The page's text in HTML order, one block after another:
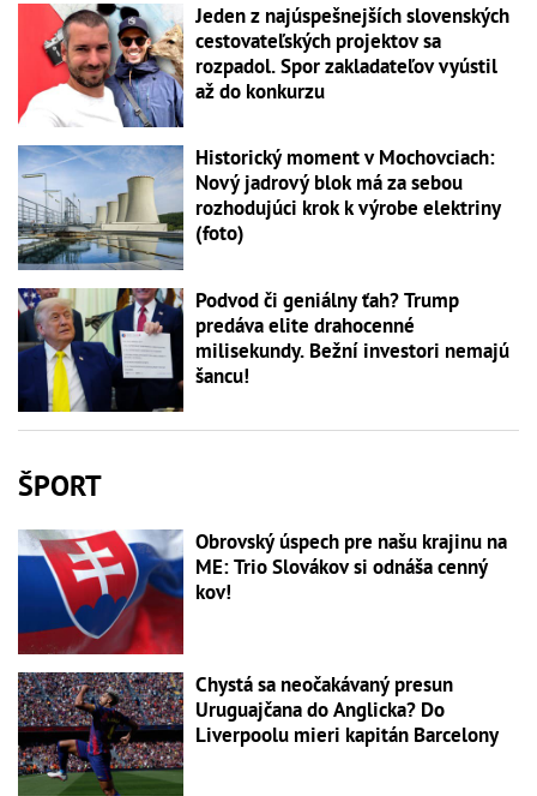
Jeden z najúspešnejších slovenských
cestovateľských projektov sa
rozpadol. Spor zakladateľov vyústil
až do konkurzu
Historický moment v Mochovciach:
Nový jadrový blok má za sebou
rozhodujúci krok k výrobe elektriny
(foto)
Podvod či geniálny ťah? Trump
predáva elite drahocenné
milisekundy. Bežní investori nemajú
šancu!
ŠPORT
Obrovský úspech pre našu krajinu na
ME: Trio Slovákov si odnáša cenný
kov!
Chystá sa neočakávaný presun
Uruguajčana do Anglicka? Do
Liverpoolu mieri kapitán Barcelony